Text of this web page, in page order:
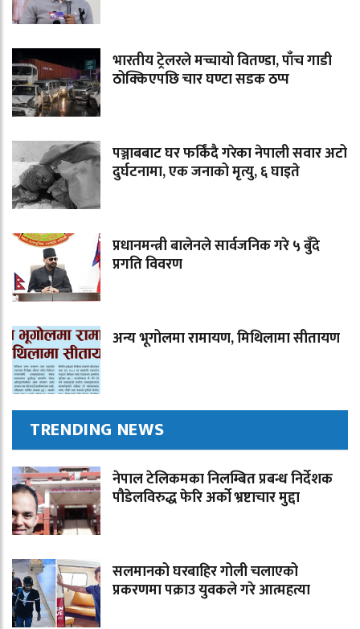
भारतीय ट्रेलरले मच्चायो वितण्डा, पाँच गाडी
ठोक्किएपछि चार घण्टा सडक ठप्प
पञ्जाबबाट घर फर्किंदै गरेका नेपाली सवार अटो
दुर्घटनामा, एक जनाको मृत्यु, ६ घाइते
प्रधानमन्त्री बालेनले सार्वजनिक गरे ५ बुँदे
प्रगति विवरण
अन्य भूगोलमा रामायण, मिथिलामा सीतायण
TRENDING NEWS
नेपाल टेलिकमका निलम्बित प्रबन्ध निर्देशक
पौडेलविरुद्ध फेरि अर्को भ्रष्टाचार मुद्दा
सलमानको घरबाहिर गोली चलाएको
प्रकरणमा पक्राउ युवकले गरे आत्महत्या